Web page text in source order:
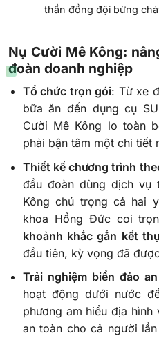
thần đồng đội bừng
Nụ Cười Mê Kông:
đoàn doanh nghiệp
Tổ chức trọn gói: Từ xe
bữa ăn đến dụng cụ
Cười Mê Kông lo toàn
phải bận tâm một chi tiết
Thiết kế chương trình
đầu đoàn dùng dịch vụ
Kông chú trọng cả hai
khoa Hồng Đức coi
khoảnh khắc gắn kết
đầu tiên, kỳ vọng đã
Trải nghiệm biển đảo
hoạt động dưới nước
phương am hiểu địa
an toàn cho cả người